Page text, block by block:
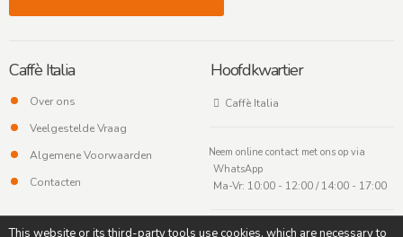
Caffè Italia
Over ons
Veelgestelde Vraag
Algemene Voorwaarden
Contacten
Hoofdkwartier
Caffè Italia
Neem online contact met ons op via
WhatsApp
Ma-Vr: 10:00 - 12:00 / 14:00 - 17:00
This website or its third-party tools use cookies, which are necessary to